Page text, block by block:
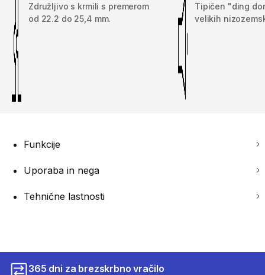
Združljivo s krmili s premerom
od 22.2 do 25,4 mm.
Tipičen "ding
velikih
Funkcije
Uporaba in nega
Tehnične lastnosti
365 dni za brezskrbno vračilo